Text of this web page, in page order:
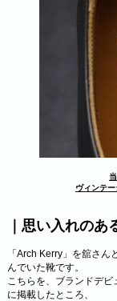
ヴィンテ
｜思い入れのあ
「Arch Kerry」を舘さ
んでいた靴です。
こちらを、ブランドデ
に掲載したところ、